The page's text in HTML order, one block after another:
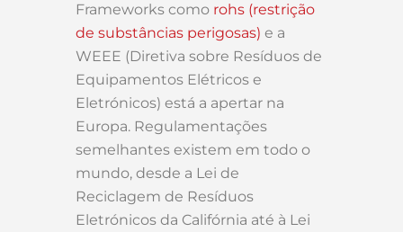
Frameworks como rohs (restrição
de substâncias perigosas) e a
WEEE (Diretiva sobre Resíduos de
Equipamentos Elétricos e
Eletrónicos) está a apertar na
Europa. Regulamentações
semelhantes existem em todo o
mundo, desde a Lei de
Reciclagem de Resíduos
Eletrónicos da Califórnia até à Lei